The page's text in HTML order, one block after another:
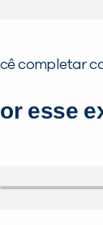
completar
esse